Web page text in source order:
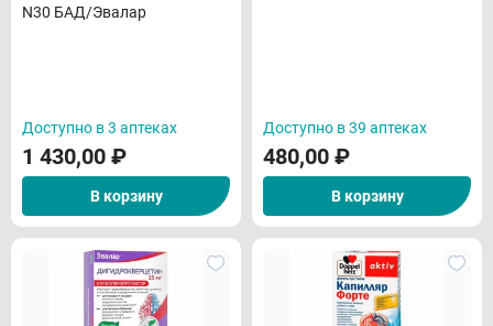
N30 БАД/Эвалар
Доступно в 3 аптеках
1 430,00 ₽
В корзину
Доступно в 39 аптеках
480,00 ₽
В корзину